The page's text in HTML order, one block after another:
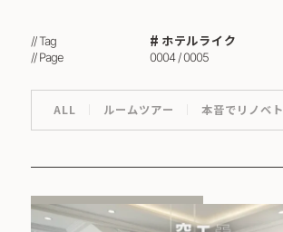
// Tag ホテルライク
// Page 0004 / 0005
ALL ルームツアー 本音でリノベ